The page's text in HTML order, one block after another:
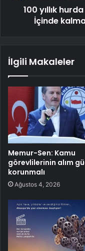
100 yıllık
İçinde
İlgili Makaleler
Memur-Sen: Kamu
görevlilerinin alım
korunmalı
Ağustos 4, 2026